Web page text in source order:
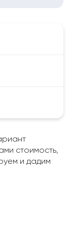
стоимость,
и дадим